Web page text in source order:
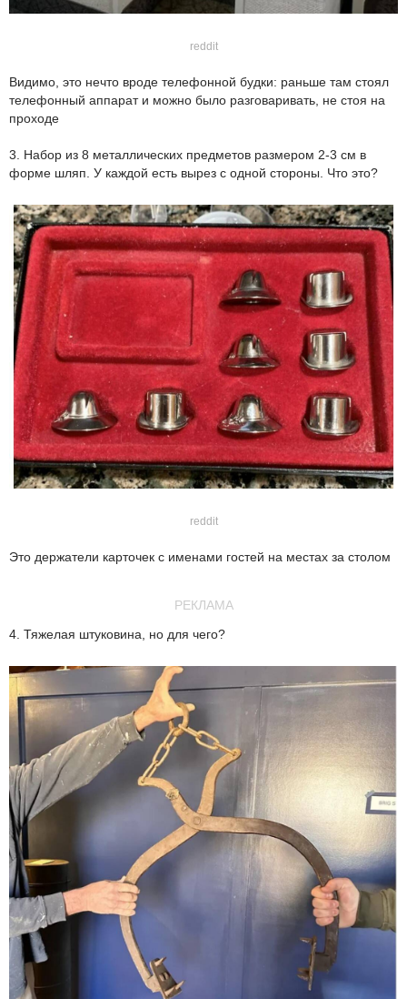
reddit
Видимо, это нечто вроде телефонной будки: раньше там стоял
телефонный аппарат и можно было разговаривать, не стоя на
проходе
3. Набор из 8 металлических предметов размером 2-3 см в
форме шляп. У каждой есть вырез с одной стороны. Что это?
reddit
Это держатели карточек с именами гостей на местах за столом
РЕКЛАМА
4. Тяжелая штуковина, но для чего?